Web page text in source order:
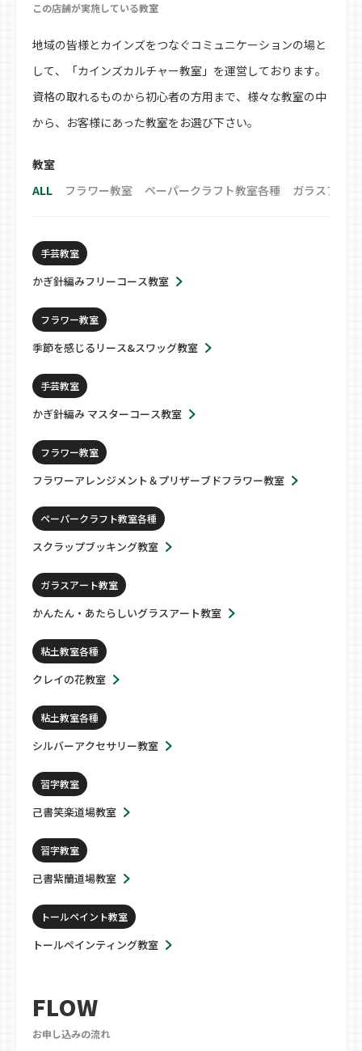
この店舗が実施している教室
地域の皆様とカインズをつなぐコミュニケーションの場と
して、「カインズカルチャー教室」を運営しております。
資格の取れるものから初心者の方用まで、様々な教室の中
から、お客様にあった教室をお選び下さい。
教室
ALL
フラワー教室 ペーパークラフト教室各種 ガラスアー
手芸教室
かぎ針編みフリーコース教室
フラワー教室
季節を感じるリース&スワッグ教室
手芸教室
かぎ針編み マスターコース教室
フラワー教室
フラワーアレンジメント＆プリザーブドフラワー教室
ペーパークラフト教室各種
スクラップブッキング教室
ガラスアート教室
かんたん・あたらしいグラスアート教室
粘土教室各種
クレイの花教室
粘土教室各種
シルバーアクセサリー教室
習字教室
己書笑楽道場教室
習字教室
己書紫蘭道場教室
トールペイント教室
トールペインティング教室
FLOW
お申し込みの流れ